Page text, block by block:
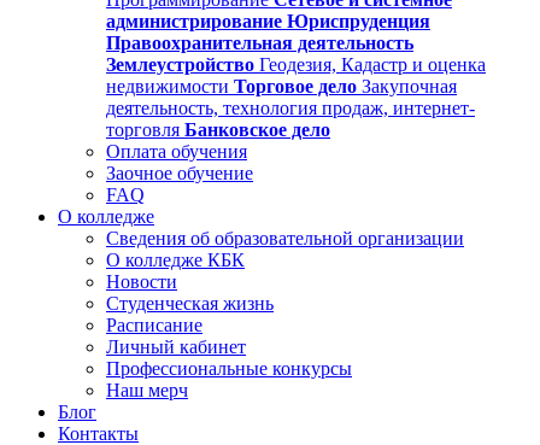
администрирование Юриспруденция
Правоохранительная деятельность
Землеустройство Геодезия, Кадастр и оценка
недвижимости Торговое дело Закупочная
деятельность, технология продаж, интернет-
торговля Банковское дело
Оплата обучения
Заочное обучение
FAQ
О колледже
Сведения об образовательной организации
О колледже КБК
Новости
Студенческая жизнь
Расписание
Личный кабинет
Профессиональные конкурсы
Наш мерч
Блог
Контакты